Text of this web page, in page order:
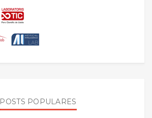
POSTS POPULARES